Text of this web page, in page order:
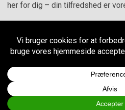
her for dig – din tilfredshed er
Handelsbetingelser–